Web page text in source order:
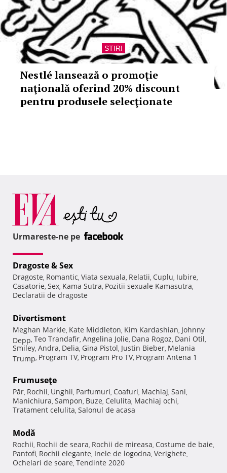
STIRI
Nestlé lansează o promoţie
naţională oferind 20% discount
pentru produsele selecţionate
Urmareste-ne pe
Dragoste & Sex
Dragoste, Romantic, Viata sexuala, Relatii, Cuplu, Iubire,
Casatorie, Sex, Kama Sutra, Pozitii sexuale Kamasutra,
Declaratii de dragoste
Divertisment
Meghan Markle, Kate Middleton, Kim Kardashian, Johnny
Depp, Teo Trandafir, Angelina Jolie, Dana Rogoz, Dani Otil,
Smiley, Andra, Delia, Gina Pistol, Justin Bieber, Melania
Trump, Program TV, Program Pro TV, Program Antena 1
Frumuseţe
Păr, Rochii, Unghii, Parfumuri, Coafuri, Machiaj, Sani,
Manichiura, Sampon, Buze, Celulita, Machiaj ochi,
Tratament celulita, Salonul de acasa
Modă
Rochii, Rochii de seara, Rochii de mireasa, Costume de baie,
Pantofi, Rochii elegante, Inele de logodna, Verighete,
Ochelari de soare, Tendinte 2020